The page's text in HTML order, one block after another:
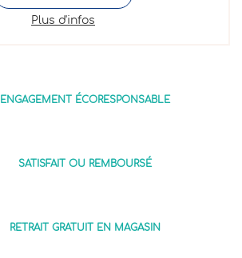
Plus d'infos
ENGAGEMENT ÉCORESPONSABLE
SATISFAIT OU REMBOURSÉ
RETRAIT GRATUIT EN MAGASIN